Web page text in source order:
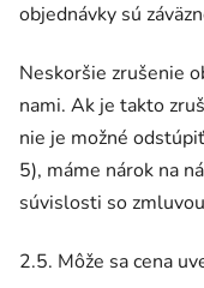
objednávky sú
Neskoršie zrušenie
nami. Ak je takto
nie je možné
5), máme nárok na
súvislosti so
2.5. Môže sa cena